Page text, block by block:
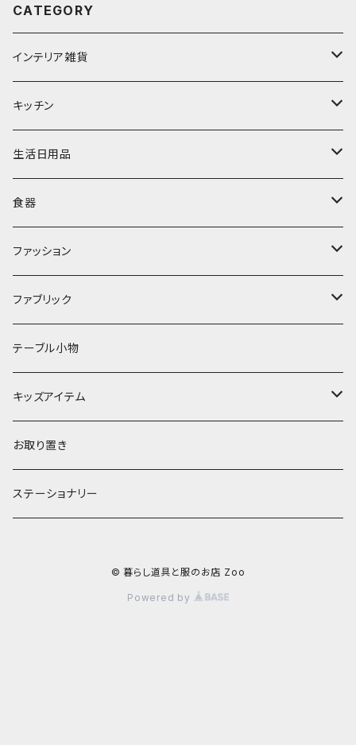
CATEGORY
インテリア雑貨
置物・オブジェ
ミラー
ぬいぐるみ
時計
フラワーベース
ランプ
キッチン
水筒・マグ
カトラリー
食器
その他
生活日用品
タオル・ハンカチ
キッチンクロス
その他
食器
コップ・マグカップ
プレート
ボウル
お茶碗
汁椀・丼ぶり
ファッション
バッグ
エプロン
財布・ポーチ
雨傘・日傘
靴・くつした
ファブリック
タオル
クッションカバー
スローケット
テーブル小物
キッズアイテム
靴
スタイ・エプロン
お取り置き
ステーショナリー
© 暮らし道具と服のお店 Zoo
Powered by